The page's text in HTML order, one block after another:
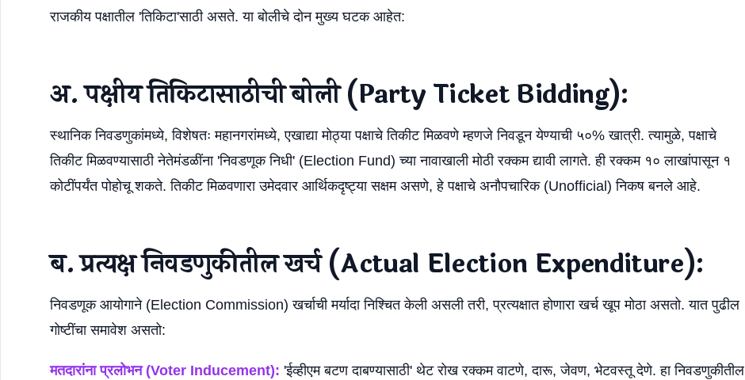
राजकीय पक्षातील 'तिकिटा'साठी असते. या बोलीचे दोन मुख्य घटक आहेत:
अ. पक्षीय तिकिटासाठीची बोली (Party Ticket Bidding):
स्थानिक निवडणुकांमध्ये, विशेषतः महानगरांमध्ये, एखाद्या मोठ्या पक्षाचे तिकीट मिळवणे म्हणजे निवडून येण्याची ५०% खात्री. त्यामुळे, पक्षाचे
तिकीट मिळवण्यासाठी नेतेमंडळींना 'निवडणूक निधी' (Election Fund) च्या नावाखाली मोठी रक्कम द्यावी लागते. ही रक्कम १० लाखांपासून १
कोटींपर्यंत पोहोचू शकते. तिकीट मिळवणारा उमेदवार आर्थिकदृष्ट्या सक्षम असणे, हे पक्षाचे अनौपचारिक (Unofficial) निकष बनले आहे.
ब. प्रत्यक्ष निवडणुकीतील खर्च (Actual Election Expenditure):
निवडणूक आयोगाने (Election Commission) खर्चाची मर्यादा निश्चित केली असली तरी, प्रत्यक्षात होणारा खर्च खूप मोठा असतो. यात पुढील
गोष्टींचा समावेश असतो:
मतदारांना प्रलोभन (Voter Inducement): 'ईव्हीएम बटण दाबण्यासाठी' थेट रोख रक्कम वाटणे, दारू, जेवण, भेटवस्तू देणे. हा निवडणुकीतील